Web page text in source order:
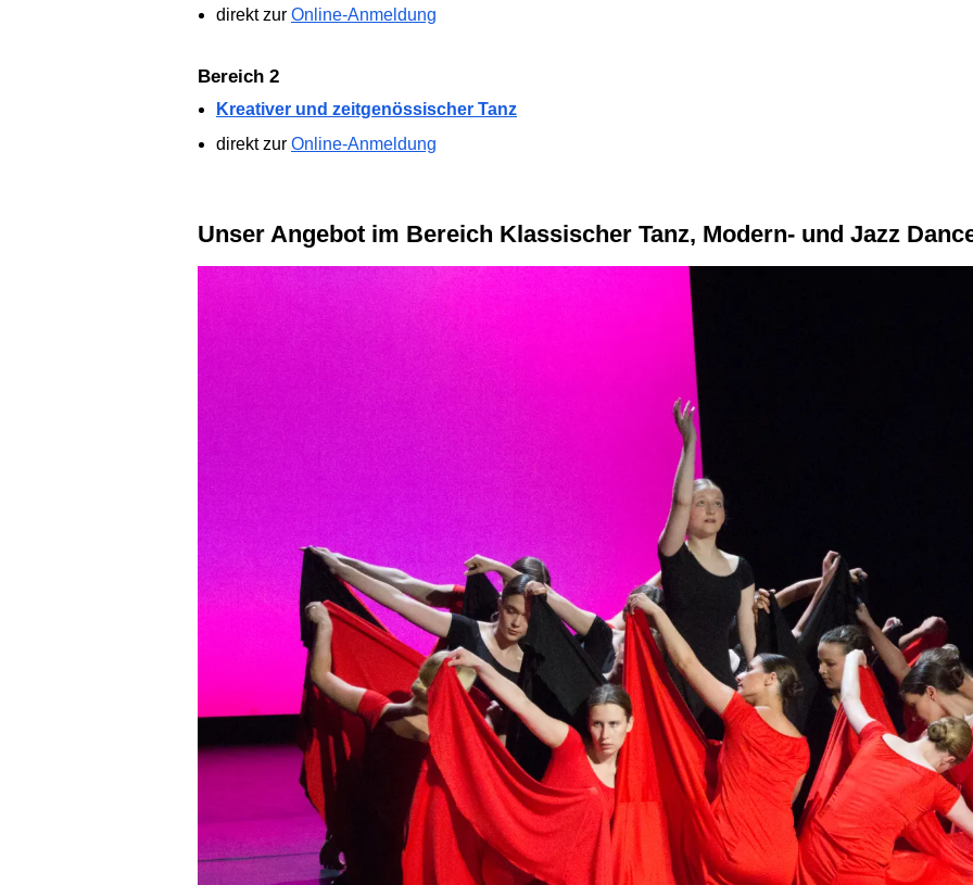
direkt zur Online-Anmeldung
Bereich 2
Kreativer und zeitgenössischer Tanz
direkt zur Online-Anmeldung
Unser Angebot im Bereich Klassischer Tanz, Modern- und Jazz